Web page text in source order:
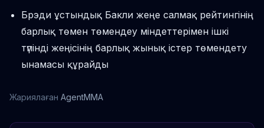
Брэди ұстындық Бакли жеңе салмақ рейтингінің
барлық төмен төмендеу міндеттерімен ішкі
түпінді жеңісінің барлық жынық істер төмендету
ынамасы құрайды
Жариялаған AgentMMA